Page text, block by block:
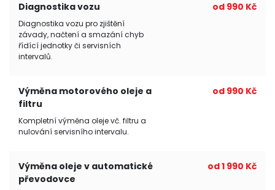
Diagnostika vozu
Diagnostika vozu pro zjištění
závady, načtení a smazání chyb
řídící jednotky či servisních
intervalů.
od 990 Kč
Výměna motorového oleje a
filtru
Kompletní výměna oleje vč. filtru a
nulování servisního intervalu.
od 990 Kč
Výměna oleje v automatické
převodovce
od 1 990 Kč